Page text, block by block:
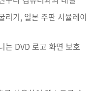
리기, 일본 주판 시뮬레이
는 DVD 로고 화면 보호